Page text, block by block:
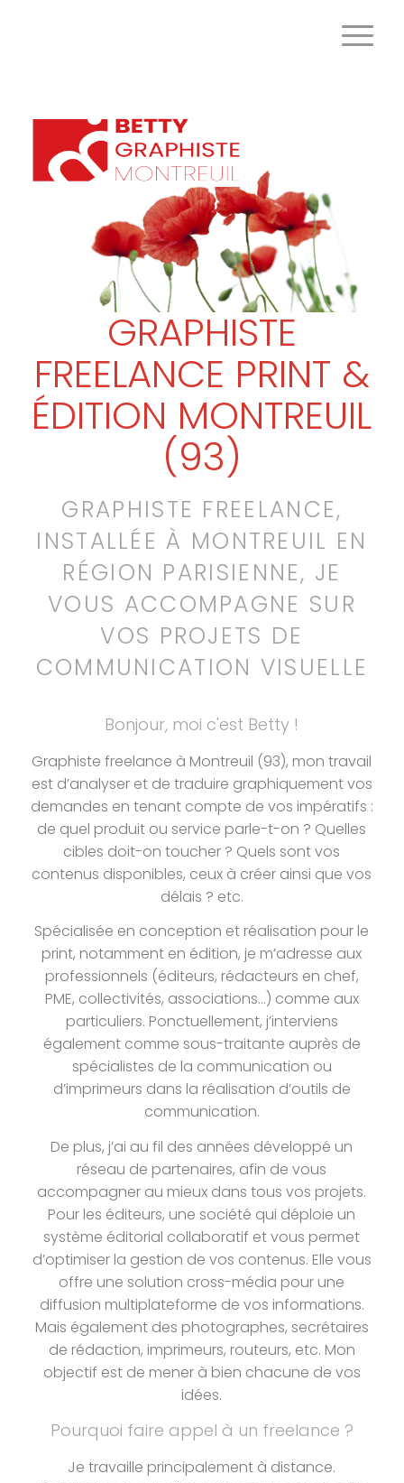
GRAPHISTE
FREELANCE PRINT &
ÉDITION MONTREUIL
(93)
GRAPHISTE FREELANCE,
INSTALLÉE À MONTREUIL EN
RÉGION PARISIENNE, JE
VOUS ACCOMPAGNE SUR
VOS PROJETS DE
COMMUNICATION VISUELLE
Bonjour, moi c'est Betty !
Graphiste freelance à Montreuil (93), mon travail
est d’analyser et de traduire graphiquement vos
demandes en tenant compte de vos impératifs :
de quel produit ou service parle-t-on ? Quelles
cibles doit-on toucher ? Quels sont vos
contenus disponibles, ceux à créer ainsi que vos
délais ? etc.
Spécialisée en conception et réalisation pour le
print, notamment en édition, je m’adresse aux
professionnels (éditeurs, rédacteurs en chef,
PME, collectivités, associations…) comme aux
particuliers. Ponctuellement, j’interviens
également comme sous-traitante auprès de
spécialistes de la communication ou
d’imprimeurs dans la réalisation d’outils de
communication.
De plus, j’ai au fil des années développé un
réseau de partenaires, afin de vous
accompagner au mieux dans tous vos projets.
Pour les éditeurs, une société qui déploie un
système éditorial collaboratif et vous permet
d’optimiser la gestion de vos contenus. Elle vous
offre une solution cross-média pour une
diffusion multiplateforme de vos informations.
Mais également des photographes, secrétaires
de rédaction, imprimeurs, routeurs, etc. Mon
objectif est de mener à bien chacune de vos
idées.
Pourquoi faire appel à un freelance ?
Je travaille principalement à distance.